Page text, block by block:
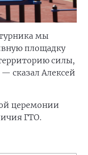
мы
площадку
силы,
сказал Алексей
церемонии
ГТО.